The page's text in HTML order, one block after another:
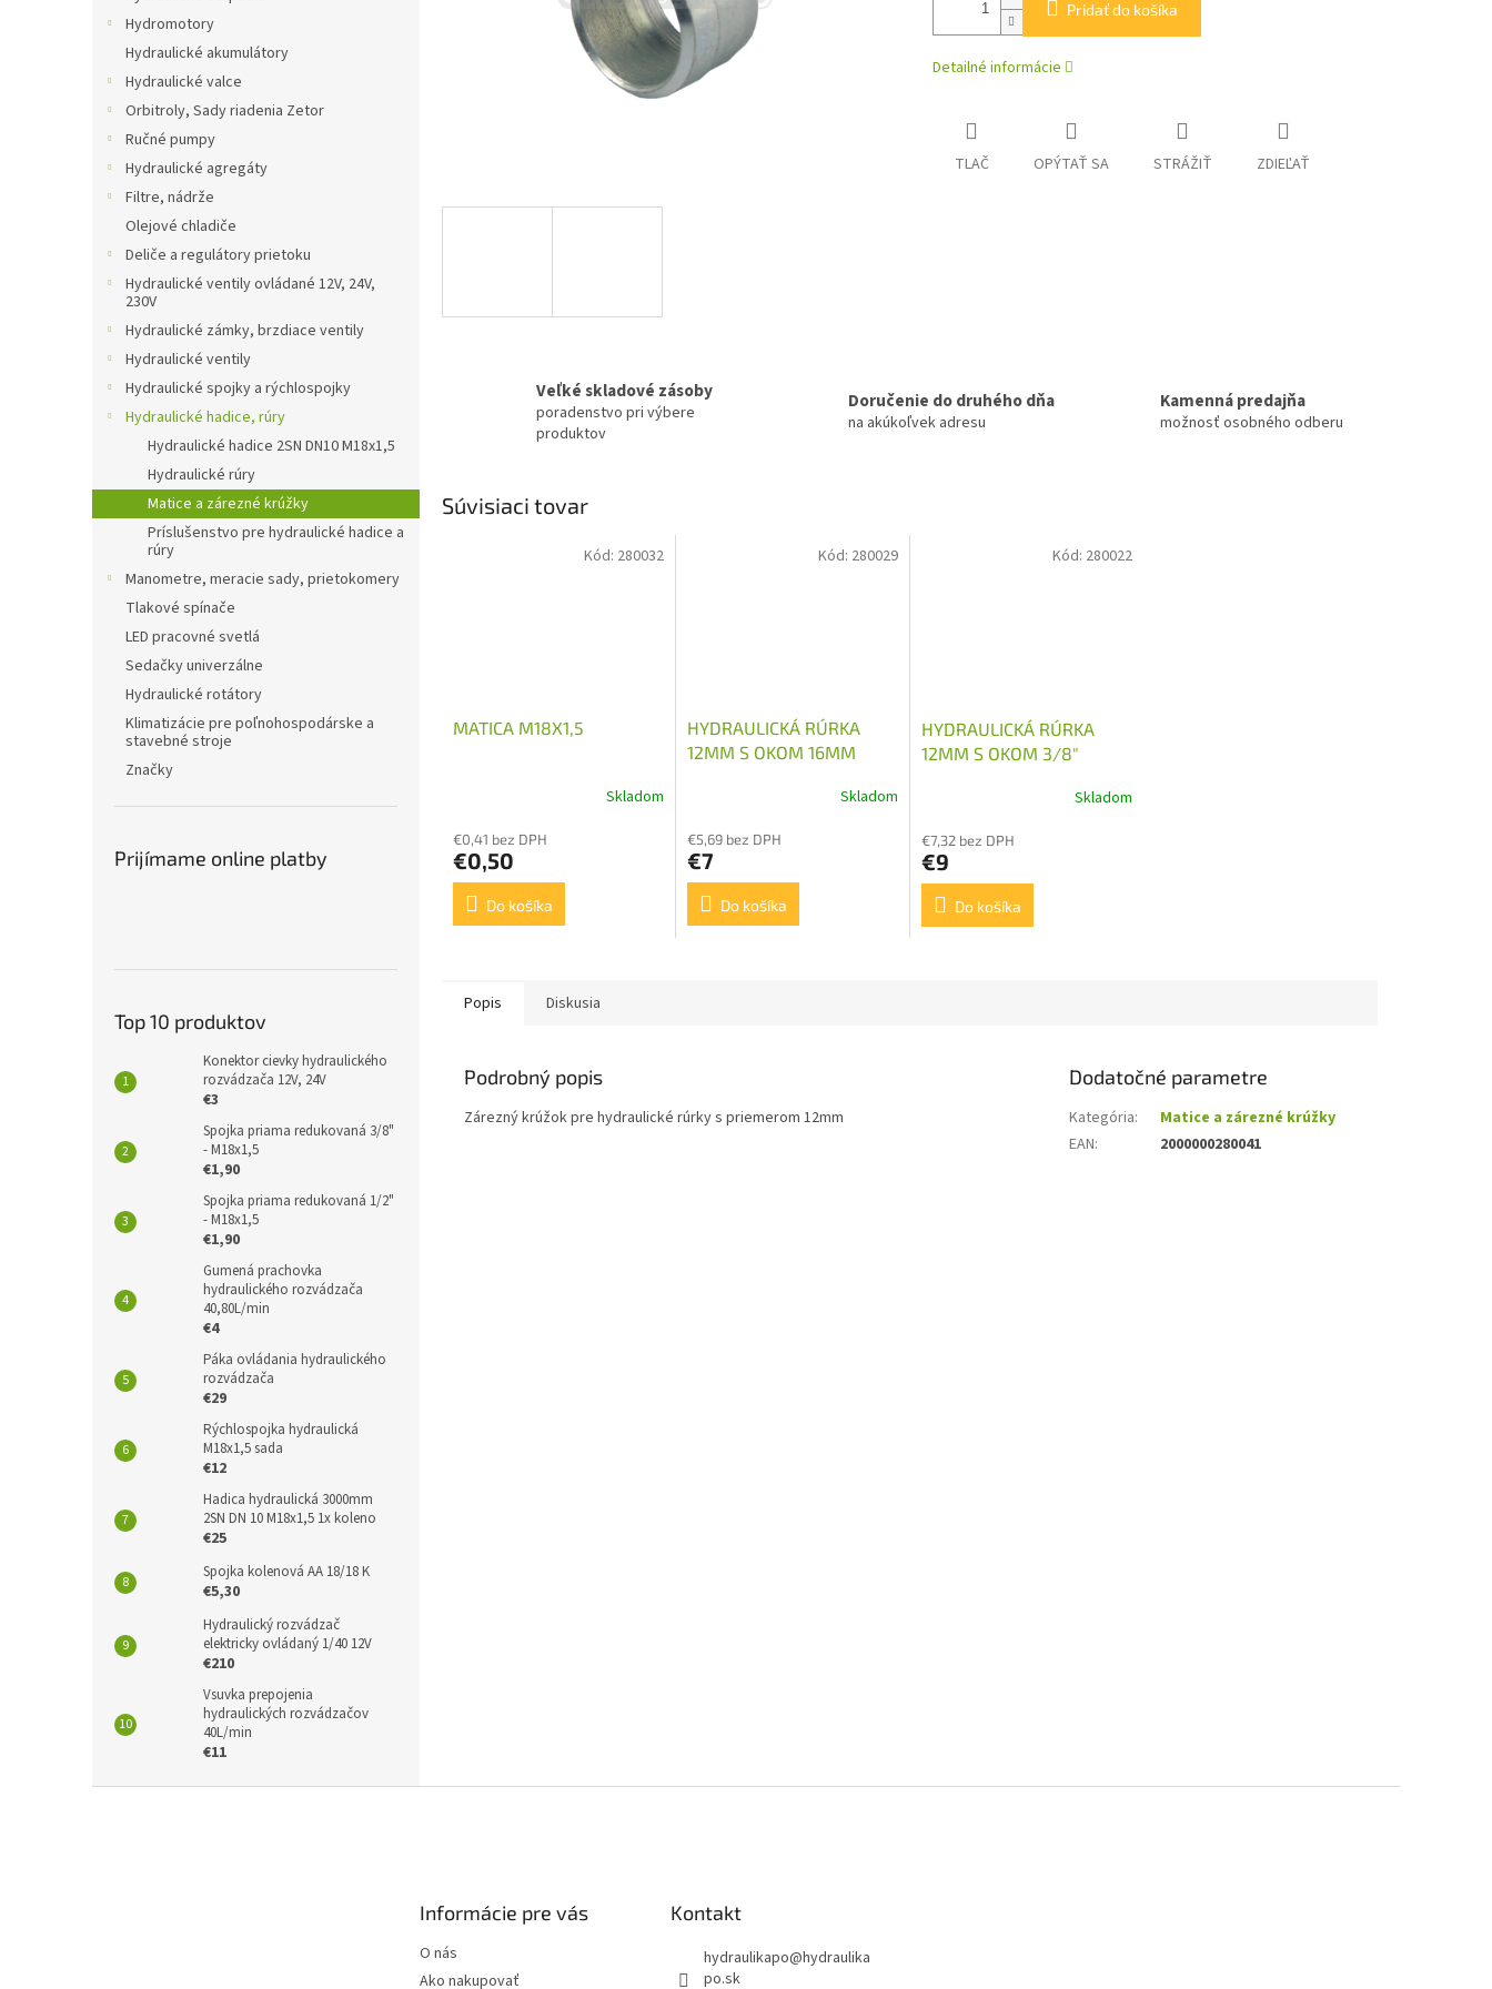
Hydromotory
Hydraulické akumulátory
Hydraulické valce
Orbitroly, Sady riadenia Zetor
Ručné pumpy
Hydraulické agregáty
Filtre, nádrže
Olejové chladiče
Deliče a regulátory prietoku
Hydraulické ventily ovládané 12V, 24V,
230V
Hydraulické zámky, brzdiace ventily
Hydraulické ventily
Hydraulické spojky a rýchlospojky
Hydraulické hadice, rúry
Hydraulické hadice 2SN DN10 M18x1,5
Hydraulické rúry
Matice a zárezné krúžky
Príslušenstvo pre hydraulické hadice a
rúry
Manometre, meracie sady, prietokomery
Tlakové spínače
LED pracovné svetlá
Sedačky univerzálne
Hydraulické rotátory
Klimatizácie pre poľnohospodárske a
stavebné stroje
Značky
Prijímame online platby
Top 10 produktov
Konektor cievky hydraulického
rozvádzača 12V, 24V
€3
Spojka priama redukovaná 3/8"
- M18x1,5
€1,90
Spojka priama redukovaná 1/2"
- M18x1,5
€1,90
Gumená prachovka
hydraulického rozvádzača
40,80L/min
€4
Páka ovládania hydraulického
rozvádzača
€29
Rýchlospojka hydraulická
M18x1,5 sada
€12
Hadica hydraulická 3000mm
2SN DN 10 M18x1,5 1x koleno
€25
Spojka kolenová AA 18/18 K
€5,30
Hydraulický rozvádzač
elektricky ovládaný 1/40 12V
€210
Vsuvka prepojenia
hydraulických rozvádzačov
40L/min
€11
Pridať do košíka
Detailné informácie
TLAČ OPÝTAŤ SA STRÁŽIŤ ZDIEĽAŤ
Veľké skladové zásoby
poradenstvo pri výbere
produktov
Doručenie do druhého dňa
na akúkoľvek adresu
Kamenná predajňa
možnosť osobného odberu
Súvisiaci tovar
MATICA M18X1,5
Skladom
€0,41 bez DPH
€0,50
Do košíka
Kód: 280032
HYDRAULICKÁ RÚRKA
12MM S OKOM 16MM
Skladom
€5,69 bez DPH
€7
Do košíka
Kód: 280029
HYDRAULICKÁ RÚRKA
12MM S OKOM 3/8"
Skladom
€7,32 bez DPH
€9
Do košíka
Kód: 280022
Popis Diskusia
Podrobný popis
Zárezný krúžok pre hydraulické rúrky s priemerom 12mm
Dodatočné parametre
Kategória:
Matice a zárezné krúžky
EAN: 2000000280041
Informácie pre vás
O nás
Ako nakupovať
Kontakt
hydraulikapo@hydraulika
po.sk